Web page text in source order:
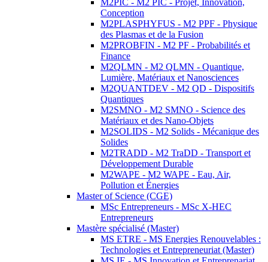
M2PIC - M2 PIC - Projet, Innovation,
Conception
M2PLASPHYFUS - M2 PPF - Physique
des Plasmas et de la Fusion
M2PROBFIN - M2 PF - Probabilités et
Finance
M2QLMN - M2 QLMN - Quantique,
Lumière, Matériaux et Nanosciences
M2QUANTDEV - M2 QD - Dispositifs
Quantiques
M2SMNO - M2 SMNO - Science des
Matériaux et des Nano-Objets
M2SOLIDS - M2 Solids - Mécanique des
Solides
M2TRADD - M2 TraDD - Transport et
Développement Durable
M2WAPE - M2 WAPE - Eau, Air,
Pollution et Énergies
Master of Science (CGE)
MSc Entrepreneurs - MSc X-HEC
Entrepreneurs
Mastère spécialisé (Master)
MS ETRE - MS Energies Renouvelables :
Technologies et Entrepreneuriat (Master)